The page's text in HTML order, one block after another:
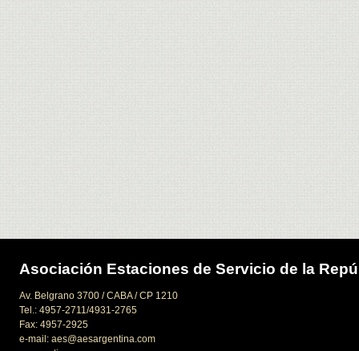
Asociación Estaciones de Servicio de la
Av. Belgrano 3700 / CABA / CP 1210
Tel.: 4957-2711/4931-2765
Fax: 4957-2925
e-mail: aes@aesargentina.com